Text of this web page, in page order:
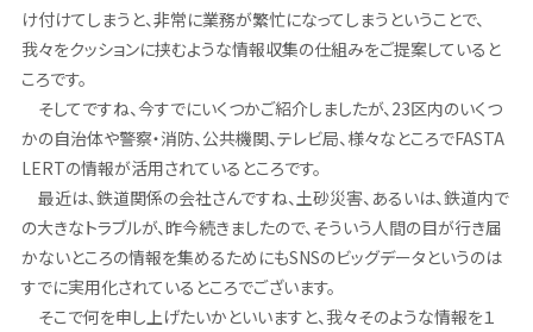
け付けてしまうと、非常に業務が繁忙になってしまうということで、
我々をクッションに挟むような情報収集の仕組みをご提案していると
ころです。
そしてですね、今すでにいくつかご紹介しましたが、23区内のいくつ
かの自治体や警察・消防、公共機関、テレビ局、様々なところでFASTA
LERTの情報が活用されているところです。
最近は、鉄道関係の会社さんですね、土砂災害、あるいは、鉄道内で
の大きなトラブルが、昨今続きましたので、そういう人間の目が行き届
かないところの情報を集めるためにもSNSのビッグデータというのは
すでに実用化されているところでございます。
そこで何を申し上げたいかといいますと、我々そのような情報を１